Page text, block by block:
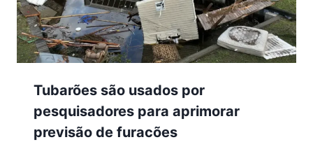
Tubarões são usados por
pesquisadores para aprimorar
previsão de furacões